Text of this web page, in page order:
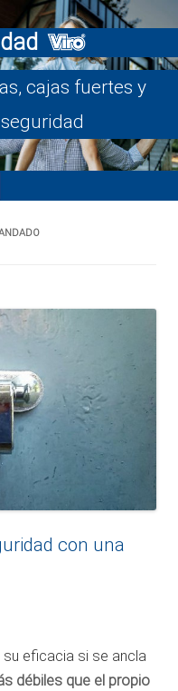
cajas fuertes y
con una
su eficacia si se ancla
débiles que el propio